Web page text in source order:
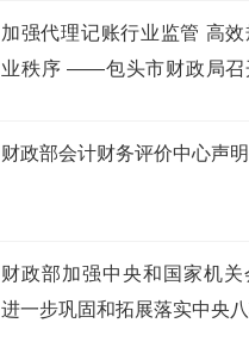
加强代理记账行业监管 高效
业秩序 ——包头市财政局召
财政部会计财务评价中心声
财政部加强中央和国家机关
进一步巩固和拓展落实中央